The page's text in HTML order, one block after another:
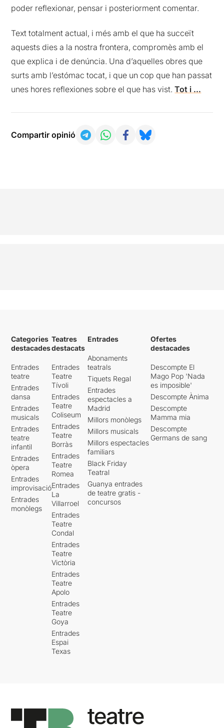
poder reflexionar, pensar i posteriorment comentar.
Text totalment actual, i més amb el que ha succeït
aquests dies a la nostra frontera, compromès amb el
que explica i de denúncia. Una d’aquelles obres que
surts amb l’estómac tocat, i que un cop que han passat
unes hores reflexiones sobre el que has vist.Tot i …
Compartir opinió
Categories
destacades
Entrades
teatre
Entrades
dansa
Entrades
musicals
Entrades
teatre
infantil
Entrades
òpera
Entrades
improvisació
Entrades
monòlegs
Teatres
destacats
Entrades
Teatre
Tívoli
Entrades
Teatre
Coliseum
Entrades
Teatre
Borràs
Entrades
Teatre
Romea
Entrades
La
Villarroel
Entrades
Teatre
Condal
Entrades
Teatre
Victòria
Entrades
Teatre
Apolo
Entrades
Teatre
Goya
Entrades
Espai
Texas
Entrades
Abonaments
teatrals
Tiquets Regal
Entrades
espectacles a
Madrid
Millors monòlegs
Millors musicals
Millors espectacles
familiars
Black Friday
Teatral
Guanya entrades
de teatre gratis -
concursos
Ofertes
destacades
Descompte El
Mago Pop 'Nada
es imposible'
Descompte Ànima
Descompte
Mamma mia
Descompte
Germans de sang